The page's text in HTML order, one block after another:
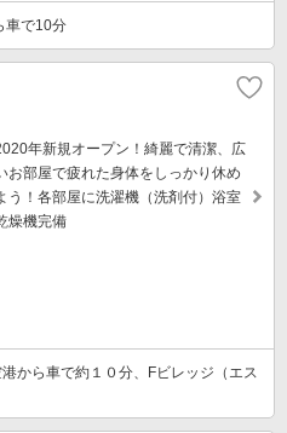
車で10分
年新規オープン！綺麗で清潔、広
お部屋で疲れた身体をしっかり休め
う！各部屋に洗濯機（洗剤付）浴室
燥機完備
から車で約１０分、Fビレッジ（エス